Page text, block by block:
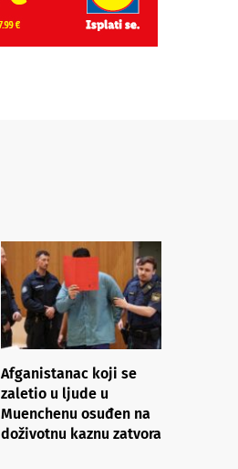
Afganistanac koji se
zaletio u ljude u
Muenchenu osuđen na
doživotnu kaznu zatvora